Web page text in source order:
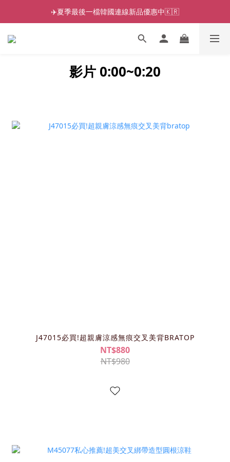
✈️夏季最後一檔韓國連線新品優惠中🇰🇷
影片 0:00~0:20
J47015必買!超親膚涼感無痕交叉美背BRATOP
NT$880
NT$980